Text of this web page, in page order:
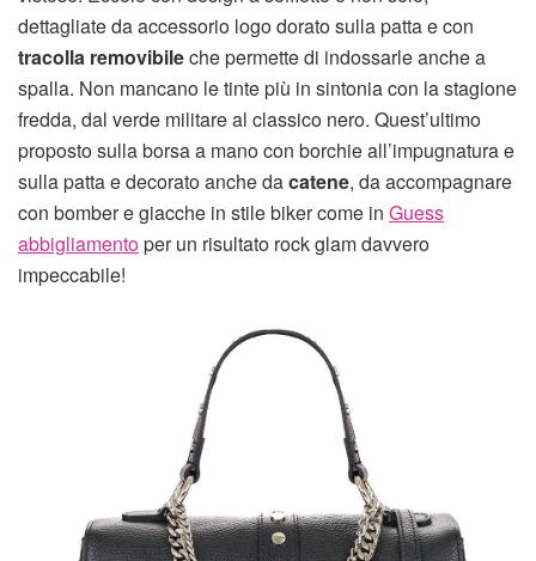
dettagliate da accessorio logo dorato sulla patta e con
tracolla removibileche permette di indossarle anche a
spalla. Non mancano le tinte più in sintonia con la stagione
fredda, dal verde militare al classico nero. Quest’ultimo
proposto sulla borsa a mano con borchie all’impugnatura e
sulla patta e decorato anche dacatene, da accompagnare
con bomber e giacche in stile biker come in Guess
abbigliamentoper un risultato rock glam davvero
impeccabile!